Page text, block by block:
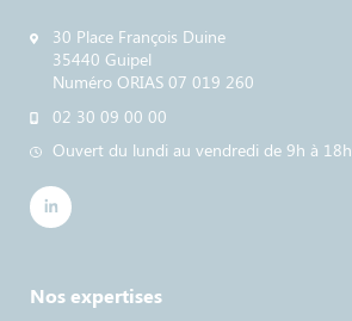
30 Place François Duine
35440 Guipel
Numéro ORIAS 07 019 260
02 30 09 00 00
Ouvert du lundi au vendredi de 9h à 18h
Nos expertises